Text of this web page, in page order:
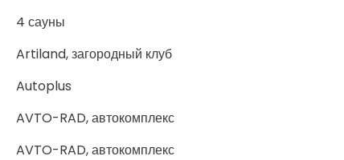
4 сауны
Artiland, загородный клуб
Autoplus
AVTO-RAD, автокомплекс
AVTO-RAD, автокомплекс